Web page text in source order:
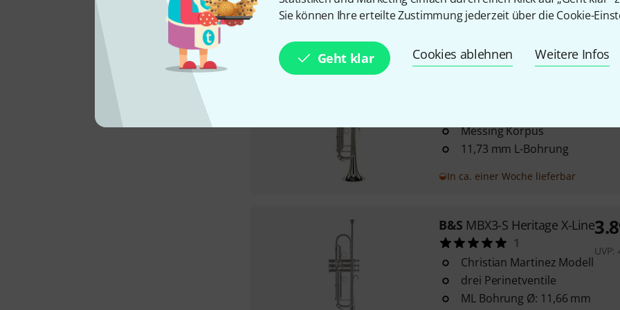
Sie können Ihre erteilte Zustimmung jederzeit über die Cookie-
Geht klar Cookies ablehnen Weitere Infos
Sofort lieferbar
Messing Korpus
11,73 mm L-Bohrung
In ca. einer Woche lieferbar
B&S MBX3-S Heritage X-Line
1
Christian Martinez Modell
drei Perinetventile
ML Bohrung Ø: 11,66 mm
UVP: